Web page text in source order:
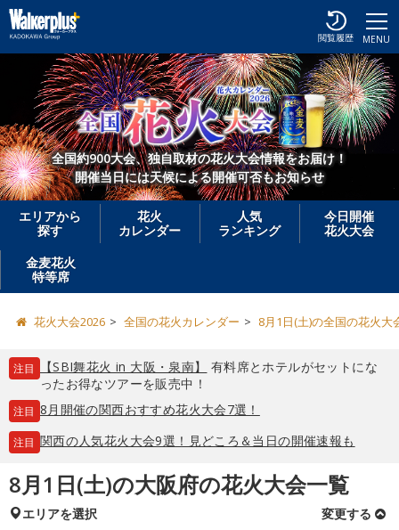
MENU
閲覧履歴
全国約900大会、独自取材の花火大会情報をお届け！
開催当日には天候による開催可否もお知らせ
エリアから
探す
花火
カレンダー
人気
ランキング
今日開催
花火大会
金麦花火
特等席
花火大会2026 全国の花火カレンダー 8月1日(土)の全国の花火大
注目 【SBI舞花火 in 大阪・泉南】
有料席とホテルがセットにな
ったお得なツアーを販売中！
注目 8月開催の関西おすすめ花火大会7選！
注目 関西の人気花火大会9選！見どころ＆当日の開催速報も
8月1日(土)の大阪府の花火大会一覧
エリアを選択 変更する